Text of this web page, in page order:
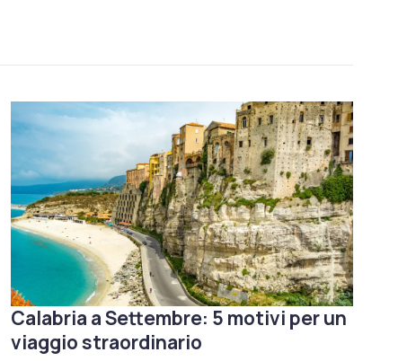
Calabria a Settembre: 5 motivi per un
viaggio straordinario